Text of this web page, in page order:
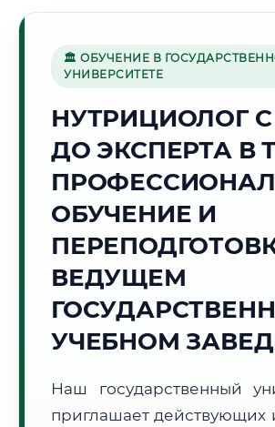
🔧
Г. ТУЛА
09:16:43
2026 г.
Погода в г. Тула:
🌅 Восход: 04:52 🌇
Субъект:
🏛 ОБУЧЕНИЕ В
УНИВЕРСИТЕТЕ
НУТРИЦИОЛОГ
ДО ЭКСПЕРТА В
ОБУЧЕНИЕ И
ВЕДУЩЕМ
УЧЕБНОМ
Наш государственный
приглашает действующих